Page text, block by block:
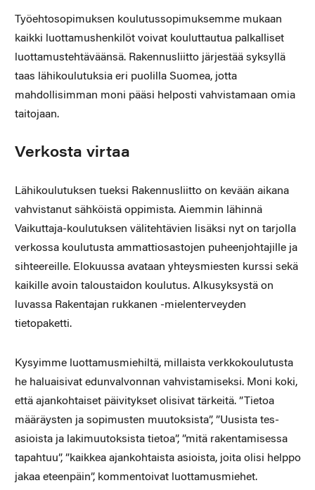
Työehtosopimuksen koulutussopimuksemme mukaan
kaikki luottamushenkilöt voivat kouluttautua palkalliset
luottamustehtäväänsä. Rakennusliitto järjestää syksyllä
taas lähikoulutuksia eri puolilla Suomea, jotta
mahdollisimman moni pääsi helposti vahvistamaan omia
taitojaan.
Verkosta virtaa
Lähikoulutuksen tueksi Rakennusliitto on kevään aikana
vahvistanut sähköistä oppimista. Aiemmin lähinnä
Vaikuttaja-koulutuksen välitehtävien lisäksi nyt on tarjolla
verkossa koulutusta ammattiosastojen puheenjohtajille ja
sihteereille. Elokuussa avataan yhteysmiesten kurssi sekä
kaikille avoin taloustaidon koulutus. Alkusyksystä on
luvassa Rakentajan rukkanen -mielenterveyden
tietopaketti.
Kysyimme luottamusmiehiltä, millaista verkkokoulutusta
he haluaisivat edunvalvonnan vahvistamiseksi. Moni koki,
että ajankohtaiset päivitykset olisivat tärkeitä. ”Tietoa
määräysten ja sopimusten muutoksista”, ”Uusista tes-
asioista ja lakimuutoksista tietoa”, ”mitä rakentamisessa
tapahtuu”, ”kaikkea ajankohtaista asioista, joita olisi helppo
jakaa eteenpäin”, kommentoivat luottamusmiehet.